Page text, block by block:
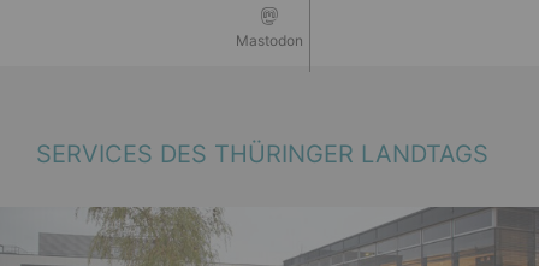
Mastodon
SERVICES DES THÜRINGER LANDTAGS